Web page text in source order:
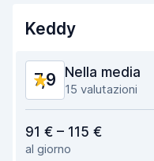
Condizioni dell'auto
Keddy
7,9 Nella media
15 valutazioni
Facile da trovare
91 € – 115 €
al giorno